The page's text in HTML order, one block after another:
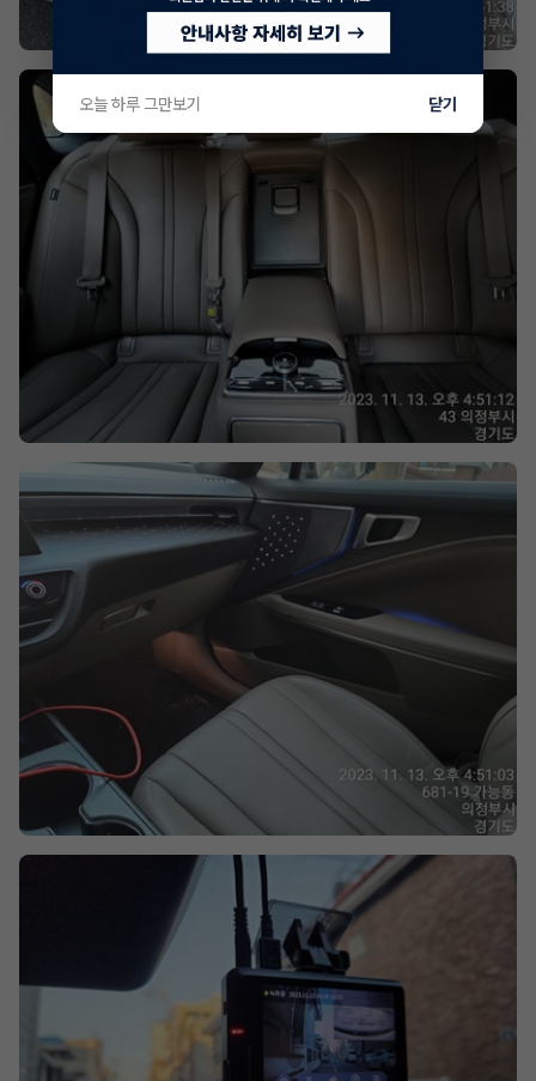
오늘 하루 그만보기 닫기